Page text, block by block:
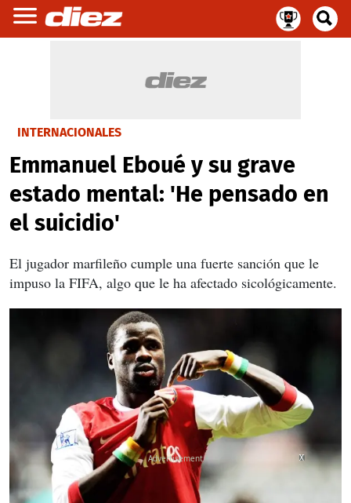
INTERNACIONALES
Emmanuel Eboué y su grave
estado mental: 'He pensado en
el suicidio'
El jugador marfileño cumple una fuerte sanción que le
impuso la FIFA, algo que le ha afectado sicológicamente.
X
X